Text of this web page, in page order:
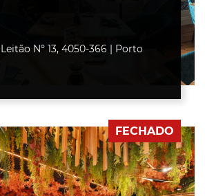
Nº 13 , 4050-366 | Porto
FECHADO